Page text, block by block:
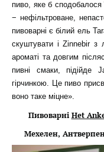
пиво, яке б
− нефільтроване,
пивоварні є білий ель
скуштувати і Zinnebir з
ароматі та довгим
пивні смаки, підійде
гірчинкою. Це пиво
воно таке міцне».
Пивоварні Het
Мехелен,